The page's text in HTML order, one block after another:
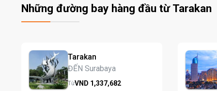
Những đường bay hàng đầu từ Tarakan
Tarakan
ĐẾN Surabaya
TừVND 1,337,682